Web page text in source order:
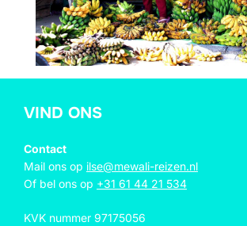
VIND ONS
Contact
Mail ons op ilse@mewali-reizen.nl
Of bel ons op +31 61 44 21 534
KVK nummer 97175056